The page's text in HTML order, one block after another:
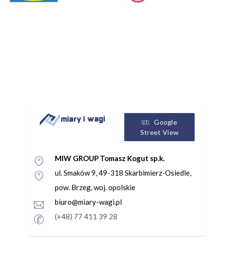
Google
Street View
MIW GROUP Tomasz Kogut sp.k.
ul. Smaków 9, 49-318 Skarbimierz-Osiedle,
pow. Brzeg, woj. opolskie
biuro@miary-wagi.pl
(+48) 77 411 39 28